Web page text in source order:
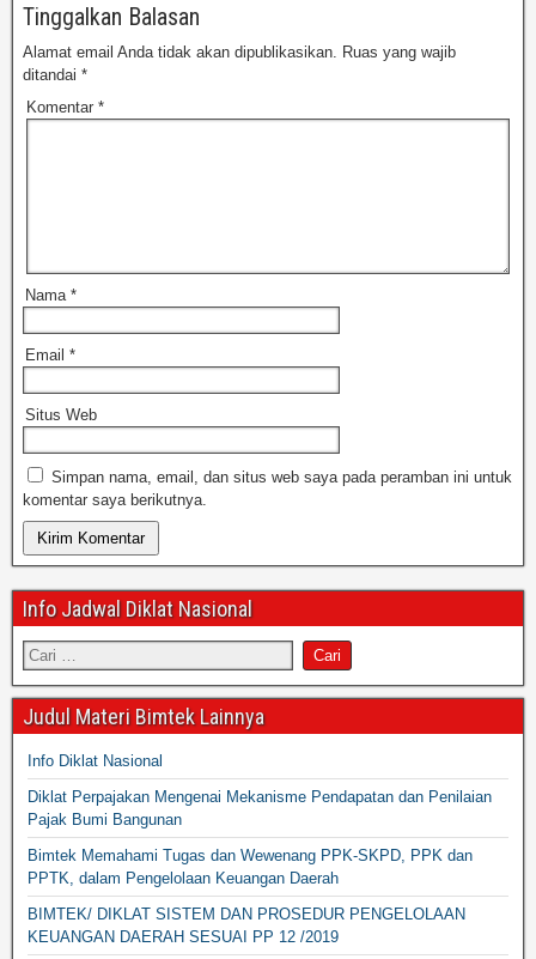
Tinggalkan Balasan
Alamat email Anda tidak akan dipublikasikan.
Ruas yang wajib
ditandai *
Komentar *
Nama *
Email *
Situs Web
Simpan nama, email, dan situs web saya pada peramban ini untuk
komentar saya berikutnya.
Info Jadwal Diklat Nasional
Judul Materi Bimtek Lainnya
Info Diklat Nasional
Diklat Perpajakan Mengenai Mekanisme Pendapatan dan Penilaian
Pajak Bumi Bangunan
Bimtek Memahami Tugas dan Wewenang PPK-SKPD, PPK dan
PPTK, dalam Pengelolaan Keuangan Daerah
BIMTEK/ DIKLAT SISTEM DAN PROSEDUR PENGELOLAAN
KEUANGAN DAERAH SESUAI PP 12 /2019